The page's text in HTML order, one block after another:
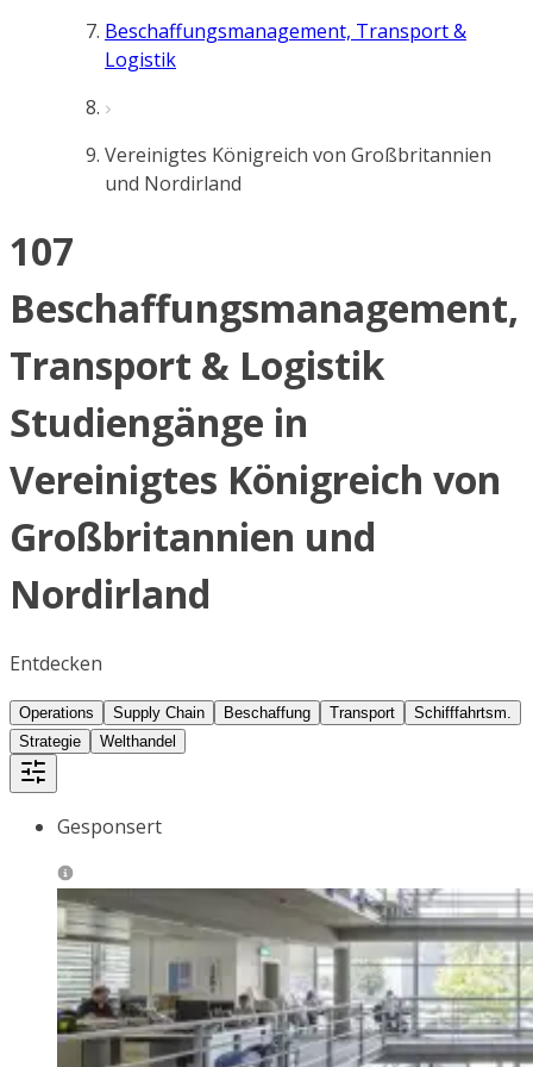
Beschaffungsmanagement, Transport &
Logistik
Vereinigtes Königreich von Großbritannien
und Nordirland
107
Beschaffungsmanagement,
Transport & Logistik
Studiengänge in
Vereinigtes Königreich von
Großbritannien und
Nordirland
Entdecken
Operations Supply Chain Beschaffung Transport
Schifffahrtsm.
Strategie
Welthandel
Gesponsert